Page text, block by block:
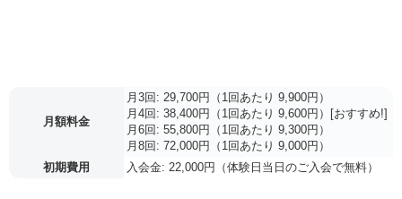
月額料金
月3回: 29,700円（1回あたり 9,900円）
月4回: 38,400円（1回あたり 9,600円）[おすすめ!]
月6回: 55,800円（1回あたり 9,300円）
月8回: 72,000円（1回あたり 9,000円）
初期費用
入会金: 22,000円（体験日当日のご入会で無料）